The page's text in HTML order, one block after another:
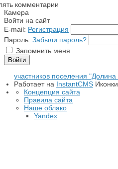
комментарии
Камера
Войти на сайт
E-mail: Регистрация
Пароль: Забыли пароль?
Запомнить меня
участников поселения
Работает на InstantCMS
Концепция сайта
Правила сайта
Наше облако
Yandex